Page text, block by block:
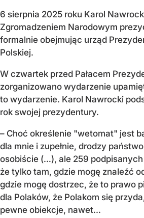
6 sierpnia 2025 roku Karol
Zgromadzeniem Narodowym
formalnie obejmując urząd
Polskiej.
W czwartek przed Pałacem
zorganizowano wydarzenie
to wydarzenie. Karol Nawrocki
rok swojej prezydentury.
– Choć określenie "wetomat" jest
dla mnie i zupełnie, drodzy
osobiście (…), ale 259
że tylko tam, gdzie mogę znaleźć
gdzie mogę dostrzec, że to prawo
dla Polaków, że Polakom się
pewne obiekcje, nawet...